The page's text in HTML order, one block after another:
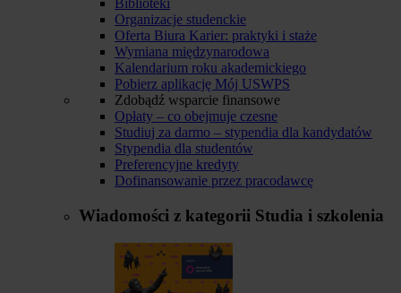
Biblioteki
Organizacje studenckie
Oferta Biura Karier: praktyki i staże
Wymiana międzynarodowa
Kalendarium roku akademickiego
Pobierz aplikację Mój USWPS
Zdobądź wsparcie finansowe
Opłaty – co obejmuje czesne
Studiuj za darmo – stypendia dla kandydatów
Stypendia dla studentów
Preferencyjne kredyty
Dofinansowanie przez pracodawcę
Wiadomości z kategorii Studia i szkolenia